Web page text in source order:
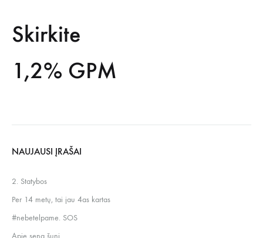
Skirkite
1,2% GPM
NAUJAUSI ĮRAŠAI
2. Statybos
Per 14 metų, tai jau 4as kartas
#nebetelpame. SOS